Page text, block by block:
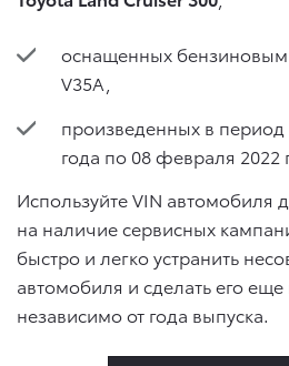
оснащенных бензиновым
V35A,
произведенных в период
года по 08 февраля 2022
Используйте VIN автомобиля
на наличие сервисных
быстро и легко устранить
автомобиля и сделать его
независимо от года выпуска.